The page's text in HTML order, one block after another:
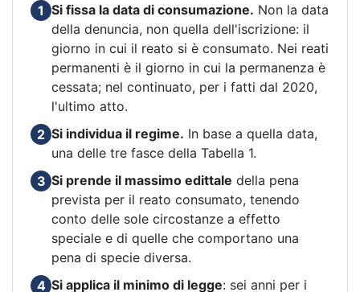
1 Si fissa la data di consumazione. Non la data
della denuncia, non quella dell'iscrizione: il
giorno in cui il reato si è consumato. Nei reati
permanenti è il giorno in cui la permanenza è
cessata; nel continuato, per i fatti dal 2020,
l'ultimo atto.
2 Si individua il regime. In base a quella data,
una delle tre fasce della Tabella 1.
3 Si prende il massimo edittale della pena
prevista per il reato consumato, tenendo
conto delle sole circostanze a effetto
speciale e di quelle che comportano una
pena di specie diversa.
4 Si applica il minimo di legge: sei anni per i